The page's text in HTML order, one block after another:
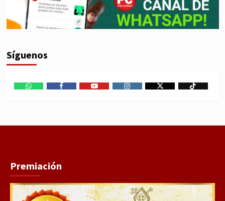
Síguenos
Premiación